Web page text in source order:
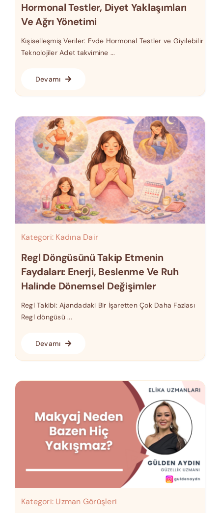
Hormonal Testler, Diyet Yaklaşımları
Ve Ağrı Yönetimi
Kişiselleşmiş Veriler: Evde Hormonal Testler ve Giyilebilir
Teknolojiler Adet takvimine ...
Devamı
Kategori: Kadına Dair
Regl Döngüsünü Takip Etmenin
Faydaları: Enerji, Beslenme Ve Ruh
Halinde Dönemsel Değişimler
Regl Takibi: Ajandadaki Bir İşaretten Çok Daha Fazlası
Regl döngüsü ...
Devamı
Kategori: Uzman Görüşleri